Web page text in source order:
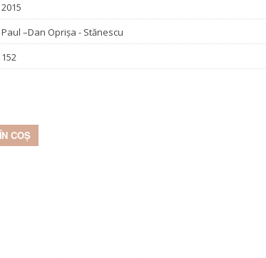
2015
Paul –Dan Oprişa - Stănescu
152